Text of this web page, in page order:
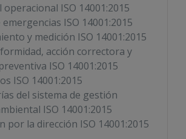
ISO 14001:2015
emergencias ISO 14001:2015
y medición ISO 14001:2015
acción correctora y
ISO 14001:2015
ISO 14001:2015
del sistema de gestión
ISO 14001:2015
por la dirección ISO 14001:2015